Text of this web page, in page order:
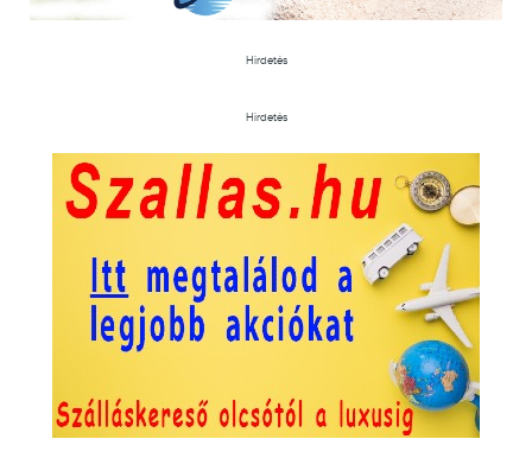
Hirdetés
Hirdetés